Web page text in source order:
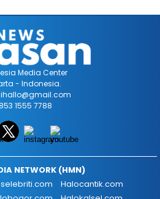
Media Center
- Indonesia.
1555 7788
NETWORK (HMN)
Halocantik.com